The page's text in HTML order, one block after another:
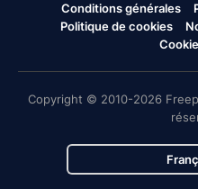
Conditions générales
Politique de cookies
Copyright © 2010-2026